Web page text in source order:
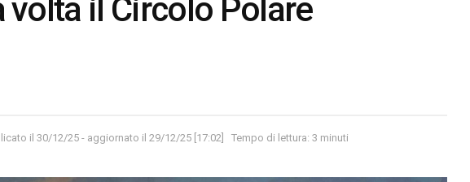
volta il Circolo Polare
il 30/12/25 - aggiornato il 29/12/25 [17:02] Tempo di lettura: 3 minuti